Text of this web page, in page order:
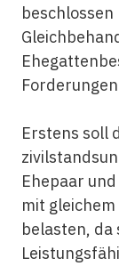
beschlossen
Erstens soll
Ehepaar
mit
belasten, da